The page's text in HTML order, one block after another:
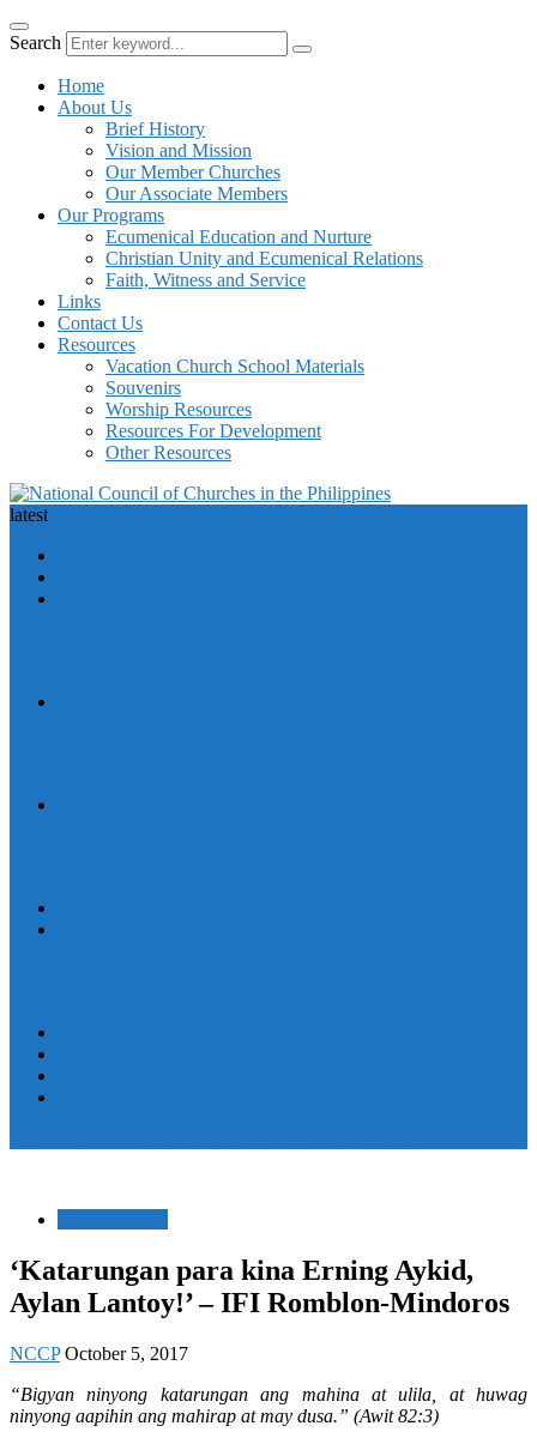
Search
Home
About Us
Brief History
Vision and Mission
Our Member Churches
Our Associate Members
Our Programs
Ecumenical Education and Nurture
Christian Unity and Ecumenical Relations
Faith, Witness and Service
Links
Contact Us
Resources
Vacation Church School Materials
Souvenirs
Worship Resources
Resources For Development
Other Resources
latest
‘Katarungan para kina Erning Aykid,
Aylan Lantoy!’ – IFI Romblon-Mindoros
NCCP October 5, 2017
“Bigyan ninyong katarungan ang mahina at ulila, at huwag
ninyong aapihin ang mahirap at may dusa.” (Awit 82:3)